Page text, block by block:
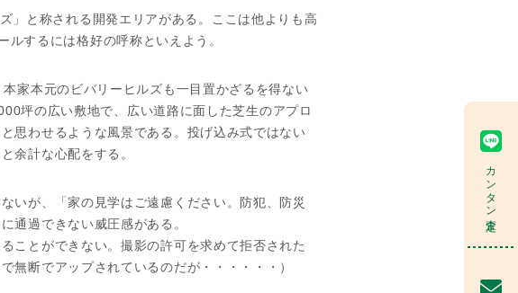
カンタン査定
」と称される開発エリアがある。ここは他よりも高
するには格好の呼称といえよう。
家本元のビバリーヒルズも一目置かざるを得ない
坪の広い敷地で、広い道路に面した芝生のアプロ
思わせるような風景である。投げ込み式ではない
余計な心配をする。
いが、「家の見学はご遠慮ください。防犯、防災
通過できない威圧感がある。
ことができない。撮影の許可を求めて拒否された
無断でアップされているのだが・・・・・・）